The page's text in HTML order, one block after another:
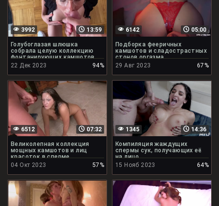
13:59
3992
Голубоглазая шлюшка
собрала целую коллекцию
фонтанирующих камшотов
22 Дек 2023
94%
05:00
6142
Подборка фееричных
камшотов и сладострастных
стонов оргазма
29 Авг 2023
67%
07:32
6512
Великолепная коллекция
мощных камшотов и лиц
красоток в сперме
04 Окт 2023
57%
14:36
1345
Компиляция жаждущих
спермы сук, получающих её
на лицо
15 Нояб 2023
64%